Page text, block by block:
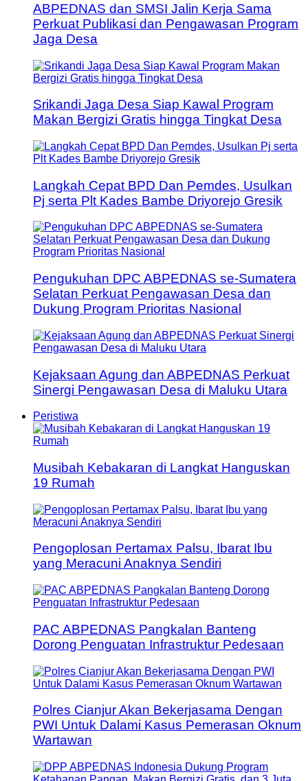
ABPEDNAS dan SMSI Jalin Kerja Sama
Perkuat Publikasi dan Pengawasan Program
Jaga Desa
Srikandi Jaga Desa Siap Kawal Program
Makan Bergizi Gratis hingga Tingkat Desa
Langkah Cepat BPD Dan Pemdes, Usulkan
Pj serta Plt Kades Bambe Driyorejo Gresik
Pengukuhan DPC ABPEDNAS se-Sumatera
Selatan Perkuat Pengawasan Desa dan
Dukung Program Prioritas Nasional
Kejaksaan Agung dan ABPEDNAS Perkuat
Sinergi Pengawasan Desa di Maluku Utara
Peristiwa
Musibah Kebakaran di Langkat Hanguskan
19 Rumah
Pengoplosan Pertamax Palsu, Ibarat Ibu
yang Meracuni Anaknya Sendiri
PAC ABPEDNAS Pangkalan Banteng
Dorong Penguatan Infrastruktur Pedesaan
Polres Cianjur Akan Bekerjasama Dengan
PWI Untuk Dalami Kasus Pemerasan Oknum
Wartawan